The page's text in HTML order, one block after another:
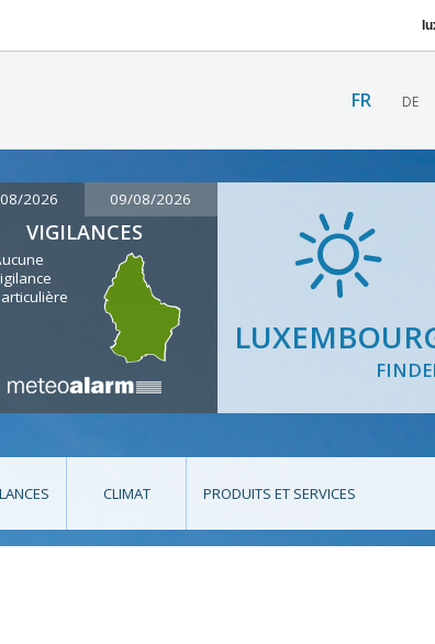
FR DE
2026 09/08/2026
VIGILANCES
CLIMAT PRODUITS ET SERVICES